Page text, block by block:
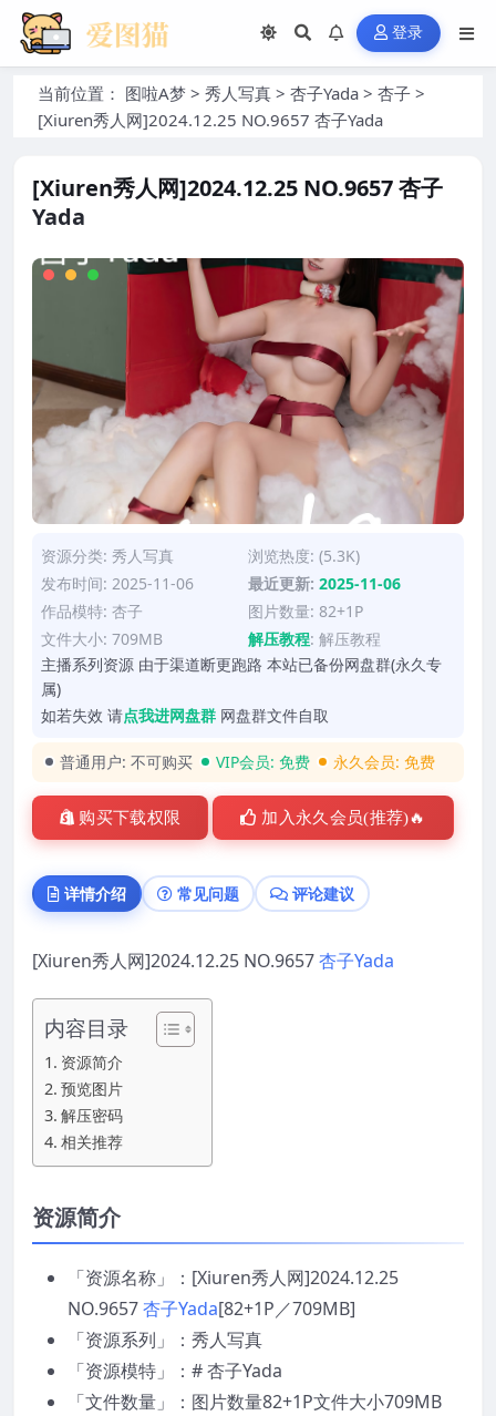
登录
当前位置： 图啦A梦 > 秀人写真 > 杏子Yada > 杏子 >
[Xiuren秀人网]2024.12.25 NO.9657 杏子Yada
[Xiuren秀人网]2024.12.25 NO.9657 杏子
Yada
资源分类: 秀人写真
浏览热度: (5.3K)
发布时间: 2025-11-06
最近更新: 2025-11-06
作品模特: 杏子
图片数量: 82+1P
文件大小: 709MB
解压教程: 解压教程
主播系列资源 由于渠道断更跑路 本站已备份网盘群(永久专
属)
如若失效 请点我进网盘群 网盘群文件自取
普通用户: 不可购买 VIP会员: 免费 永久会员: 免费
购买下载权限 加入永久会员(推荐)🔥
详情介绍 常见问题 评论建议
[Xiuren秀人网]2024.12.25 NO.9657杏子Yada
内容目录
资源简介
预览图片
解压密码
相关推荐
资源简介
「资源名称」：[Xiuren秀人网]2024.12.25
NO.9657杏子Yada[82+1P／709MB]
「资源系列」：秀人写真
「资源模特」：# 杏子Yada
「文件数量」：图片数量82+1P文件大小709MB